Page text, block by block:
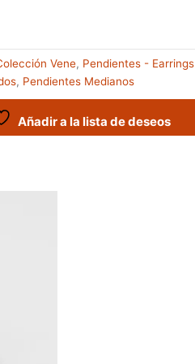
Vene, Pendientes - Earrings
, Pendientes Medianos
Añadir a la lista de deseos